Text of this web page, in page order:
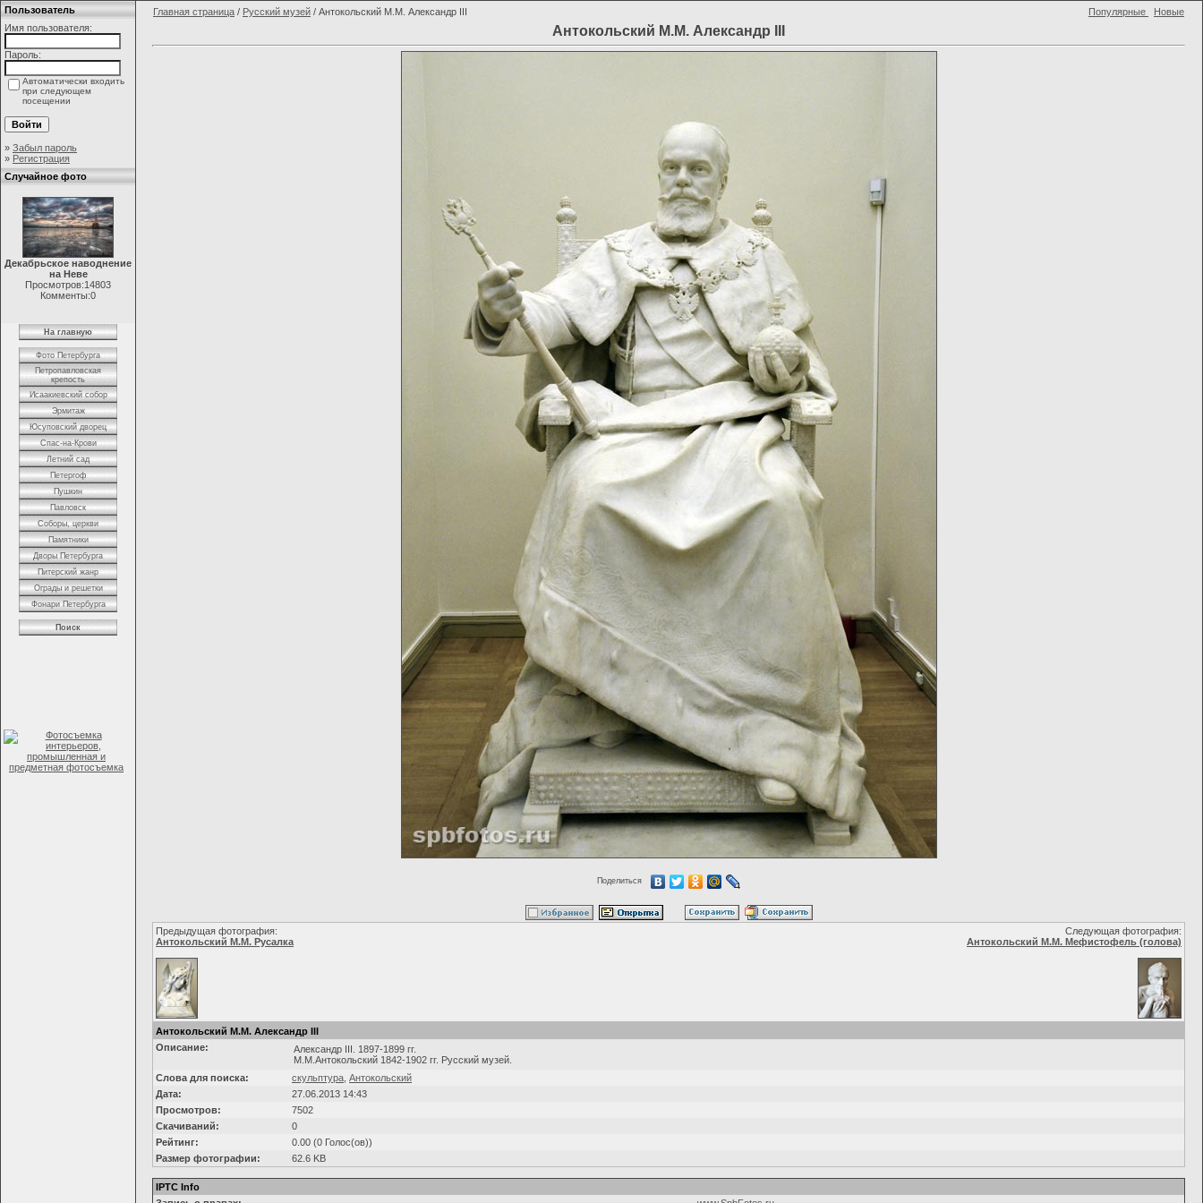
Пользователь
Имя пользователя:
Пароль:
Автоматически входить
при следующем
посещении
» Забыл пароль
» Регистрация
Случайное фото
Декабрьское наводнение
на Неве
Просмотров:14803
Комменты:0
На главную
Фото Петербурга
Петропавловская
крепость
Исаакиевский собор
Эрмитаж
Юсуповский дворец
Спас-на-Крови
Летний сад
Петергоф
Пушкин
Павловск
Соборы, церкви
Памятники
Дворы Петербурга
Питерский жанр
Ограды и решетки
Фонари Петербурга
Поиск
Главная страница / Русский музей / Антокольский М.М. Александр III Популярные Новые
Антокольский М.М. Александр III
Поделиться
Предыдущая фотография:
Антокольский М.М. Русалка
Следующая фотография:
Антокольский М.М. Мефистофель (голова)
Антокольский М.М. Александр III
Описание:
Александр III. 1897-1899 гг.
М.М.Антокольский 1842-1902 гг. Русский музей.
Слова для поиска:
скульптура Антокольский
Дата:
27.06.2013 14:43
Просмотров:
7502
Скачиваний:
0
Рейтинг:
0.00 (0 Голос(ов))
Размер фотографии:
62.6 KB
IPTC Info